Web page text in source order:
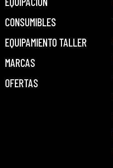
CONSUMIBLES
EQUIPAMIENTO TALLER
MARCAS
OFERTAS